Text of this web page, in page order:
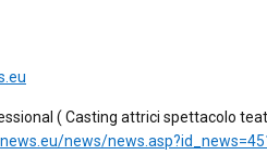
( Casting attrici spettacolo
news/